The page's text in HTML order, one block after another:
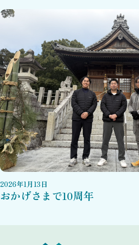
2026年1月13日
おかげさまで10周年